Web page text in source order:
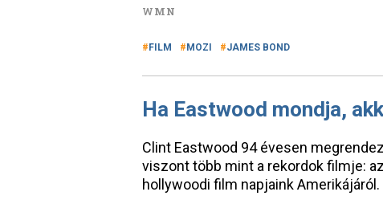
WMN
FILM MOZI JAMES BOND
Ha Eastwood mondja,
Clint Eastwood 94 évesen
viszont több mint a rekordok filmje:
hollywoodi film napjaink Amerikájáról.